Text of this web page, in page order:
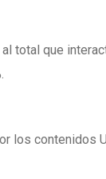
total que
los contenidos